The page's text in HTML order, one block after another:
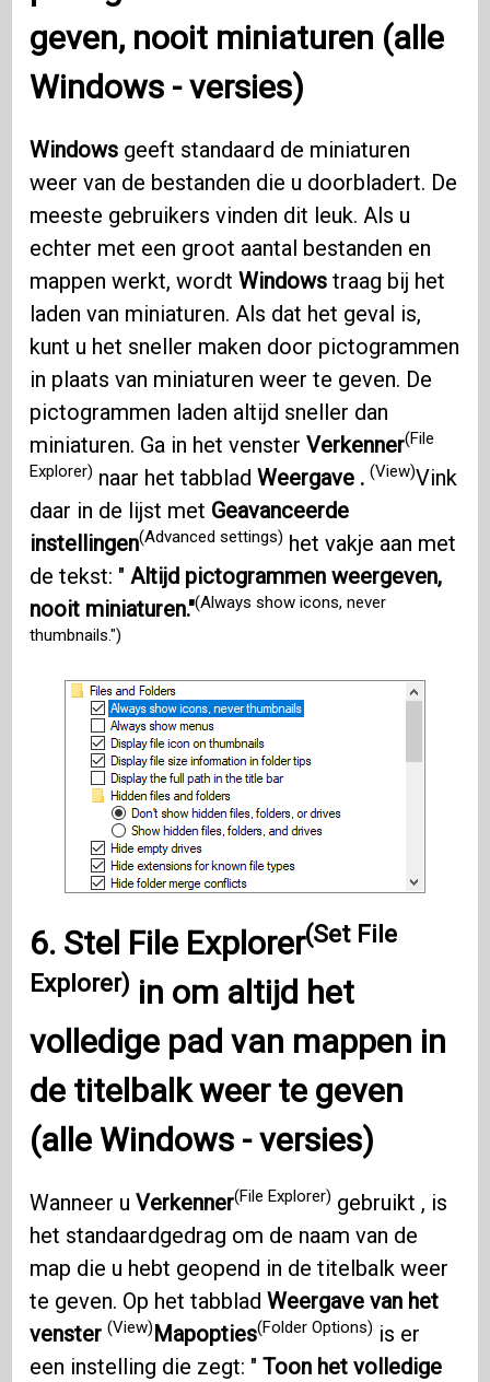
geven, nooit miniaturen (alle
Windows - versies)
Windows geeft standaard de miniaturen
weer van de bestanden die u doorbladert. De
meeste gebruikers vinden dit leuk. Als u
echter met een groot aantal bestanden en
mappen werkt, wordtWindows traag bij het
laden van miniaturen. Als dat het geval is,
kunt u het sneller maken door pictogrammen
in plaats van miniaturen weer te geven. De
pictogrammen laden altijd sneller dan
miniaturen. Ga in het vensterVerkenner(File
Explorer) naar het tabbladWeergave .(View)Vink
daar in de lijst met Geavanceerde
instellingen(Advanced settings) het vakje aan met
de tekst: "Altijd pictogrammen weergeven,
nooit miniaturen."(Always show icons, never
thumbnails.")
6. Stel File Explorer(Set File
Explorer) in om altijd het
volledige pad van mappen in
de titelbalk weer te geven
(alleWindows - versies)
Wanneer uVerkenner(File Explorer) gebruikt , is
het standaardgedrag om de naam van de
map die u hebt geopend in de titelbalk weer
te geven. Op het tabbladWeergave van het
venster(View) Mapopties(Folder Options) is er
een instelling die zegt: "Toon het volledige